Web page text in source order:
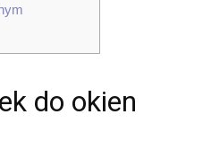
do okien